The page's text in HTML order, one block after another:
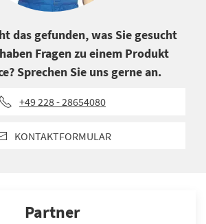
das gefunden, was Sie gesucht
Fragen zu einem Produkt
Sprechen Sie uns gerne an.
+49 228 - 28654080
KONTAKTFORMULAR
Partner